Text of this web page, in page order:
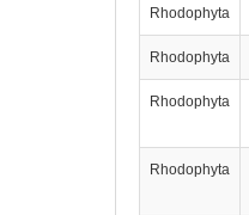
Rhodophyta
Rhodophyta
Rhodophyta
Rhodophyta